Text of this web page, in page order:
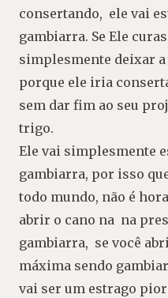
consertando, ele vai
gambiarra. Se Ele
simplesmente deixar
porque ele iria
sem dar fim ao seu
trigo.
Ele vai simplesmente
gambiarra, por isso
todo mundo, não é
abrir o cano na na
gambiarra, se você
máxima sendo
vai ser um estrago